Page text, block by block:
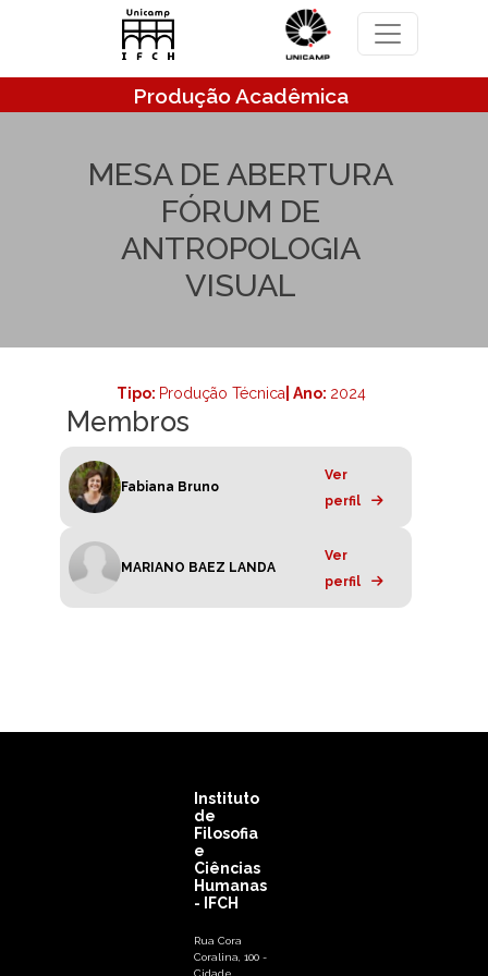
Pular para o conteúdo principal
Produção Acadêmica
MESA DE ABERTURA
FÓRUM DE
ANTROPOLOGIA
VISUAL
Tipo: Produção Técnica | Ano: 2024
Membros
Fabiana Bruno
Ver
perfil
MARIANO BAEZ LANDA
Ver
perfil
Instituto
de
Filosofia
e
Ciências
Humanas
- IFCH
Rua Cora
Coralina, 100 -
Cidade